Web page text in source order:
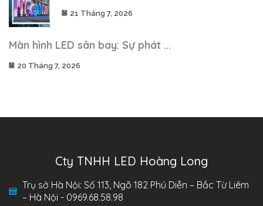
21 Tháng 7, 2026
Màn hình LED sân bay: Sự phát ...
20 Tháng 7, 2026
Cty TNHH LED Hoàng Long
Trụ sở Hà Nội: Số 113, Ngõ 182 Phú Diễn – Bắc Từ Liêm
– Hà Nội - 0969.68.58.98